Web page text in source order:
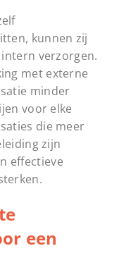
kunnen zij
verzorgen.
met externe
minder
voor elke
die meer
zijn
effectieve
een